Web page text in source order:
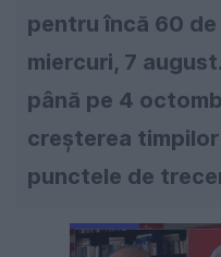
pentru încă 60
miercuri, 7
până pe 4
creșterea
punctele de